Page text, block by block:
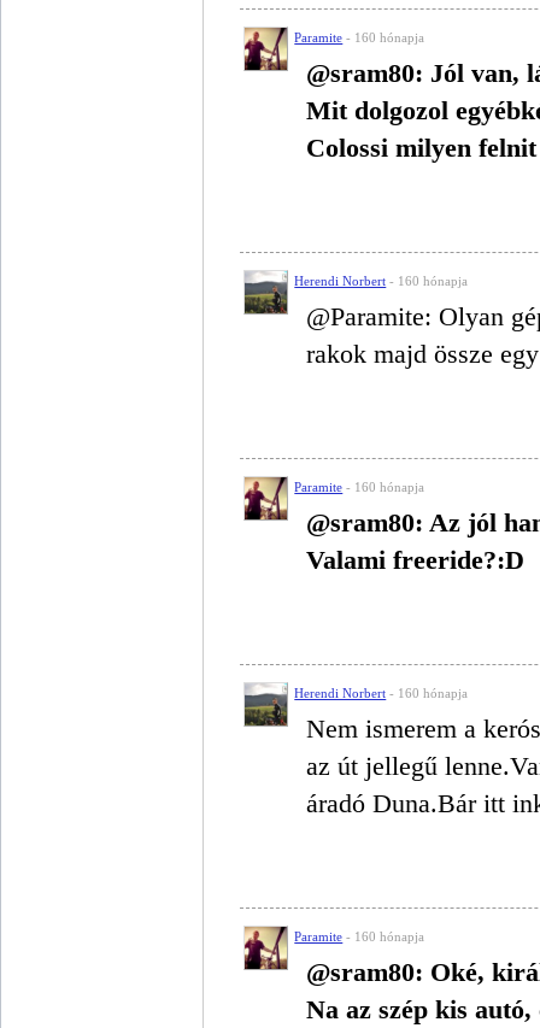
Paramite - 160 hónapja
@sram80: Jól van,
Mit dolgozol
Colossi milyen
Herendi Norbert - 160 hónapja
@Paramite: Olyan
rakok majd össze
Paramite - 160 hónapja
@sram80: Az jól
Valami freeride?:D
Herendi Norbert - 160 hónapja
Nem ismerem a
az út jellegű
áradó Duna.Bár itt
Paramite - 160 hónapja
@sram80: Oké,
Na az szép kis